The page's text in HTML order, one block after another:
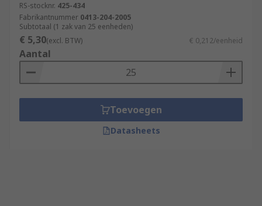
RS-stocknr. 425-434
Fabrikantnummer 0413-204-2005
Subtotaal (1 zak van 25 eenheden)
€ 5,30(excl. BTW) € 0,212/eenheid
Aantal
Toevoegen
Datasheets